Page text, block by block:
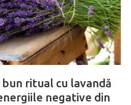
ritual cu lavandă
negative din